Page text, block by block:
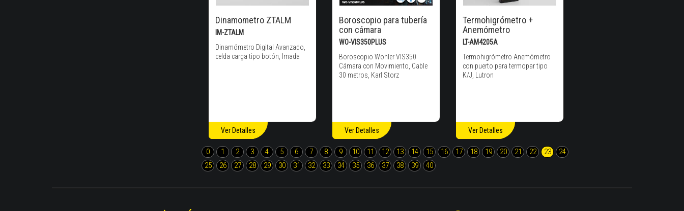
Dinamometro ZTALM
IM-ZTALM
Dinamómetro Digital Avanzado,
celda carga tipo botón, Imada
Ver Detalles
Boroscopio para tubería
con cámara
WO-VIS350PLUS
Boroscopio Wohler VIS350
Cámara con Movimiento, Cable
30 metros, Karl Storz
Ver Detalles
Termohigrómetro +
Anemómetro
LT-AM4205A
Termohigrómetro Anemómetro
con puerto para termopar tipo
K/J, Lutron
Ver Detalles
0 1 2 3 4 5 6 7 8 9 10 11 12 13 14 15 16 17 18 19 20 21 22 23
24
25
26 27 28 29 30 31 32 33 34 35 36 37 38 39 40